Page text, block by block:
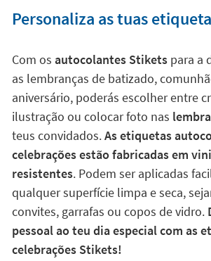
Personaliza as tuas
Com os autocolantes Stiketspara a
as lembranças de batizado,
aniversário, poderás escolher entre
ilustração ou colocar foto nas
teus convidados.As etiquetas
celebrações estão fabricadas em
resistentes. Podem ser aplicadas
qualquer superfície limpa e seca,
convites, garrafas ou copos de vidro.
pessoal ao teu dia especial com as
celebrações Stikets!